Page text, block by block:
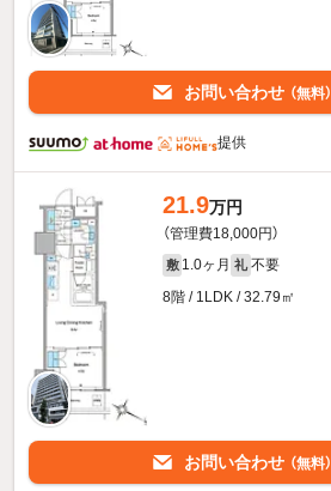
お問い合わせ （無料）
提供
21.9万円
（管理費18,000円）
敷 1.0ヶ月 礼 不要
8階 / 1LDK / 32.79㎡
お問い合わせ （無料）